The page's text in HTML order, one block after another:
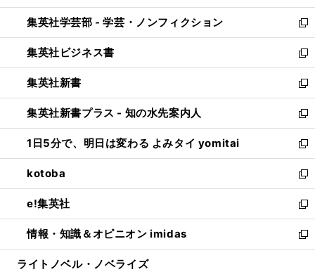
開
く
ウ
で
開
く
ン
ド
ウ
で
開
く
ウ
ィ
ン
ド
ウ
で
開
く
集英社学芸部 - 学芸・ノンフィクション
新
し
い
ウ
ィ
ン
ド
ウ
で
開
く
集英社ビジネス書
新
し
い
ウ
ィ
ン
ド
ウ
で
開
く
集英社新書
新
し
い
ウ
ィ
ン
ド
ウ
で
開
く
集英社新書プラス - 知の水先案内人
新
し
い
ウ
ィ
ン
ド
ウ
で
開
1日5分で、明日は変わる よみタイ yomitai
新
し
い
ウ
ィ
ン
ド
ウ
kotoba
新
し
い
ウ
ィ
ン
e!集英社
新
し
い
ウ
情報・知識＆オピニオン imidas
新
し
ライトノベル・ノベライズ